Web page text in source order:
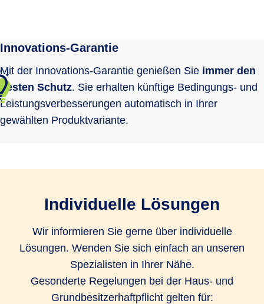
Innovations-Garantie
Mit der Innovations-Garantie genießen Sie immer den
besten Schutz. Sie erhalten künftige Bedingungs- und
Leistungsverbesserungen automatisch in Ihrer
gewählten Produktvariante.
Individuelle Lösungen
Wir informieren Sie gerne über individuelle
Lösungen. Wenden Sie sich einfach an unseren
Spezialisten in Ihrer Nähe.
Gesonderte Regelungen bei der Haus- und
Grundbesitzerhaftpflicht gelten für: